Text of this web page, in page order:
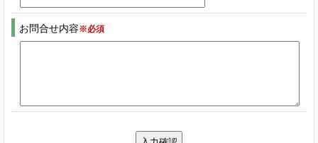
お問合せ内容※必須